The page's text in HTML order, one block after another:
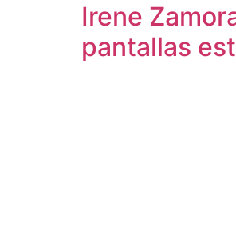
Irene
pantallas